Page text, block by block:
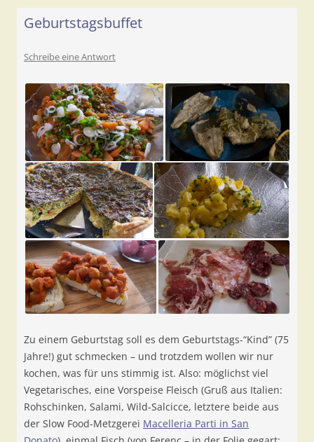
Geburtstagsbuffet
Schreibe eine Antwort
Zu einem Geburtstag soll es dem Geburtstags-“Kind” (75
Jahre!) gut schmecken – und trotzdem wollen wir nur
kochen, was für uns stimmig ist. Also: möglichst viel
Vegetarisches, eine Vorspeise Fleisch (Gruß aus Italien:
Rohschinken, Salami, Wild-Salcicce, letztere beide aus
der Slow Food-Metzgerei Macelleria Parti in San